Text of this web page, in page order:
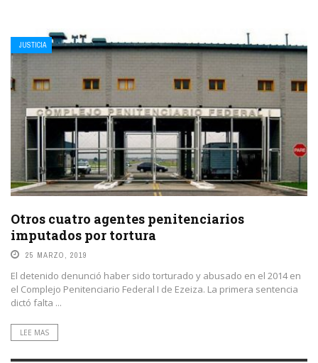
JUSTICIA
Otros cuatro agentes penitenciarios
imputados por tortura
25 MARZO, 2019
El detenido denunció haber sido torturado y abusado en el 2014 en
el Complejo Penitenciario Federal I de Ezeiza. La primera sentencia
dictó falta ...
LEE MAS